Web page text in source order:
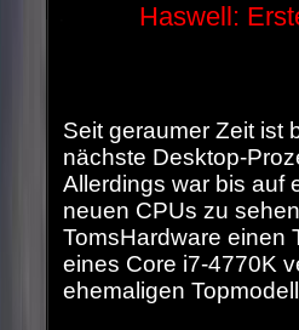
Haswell:
Seit geraumer Zeit ist
nächste Desktop-
Allerdings war bis auf
neuen CPUs zu
TomsHardware einen
eines Core i7-4770K
ehemaligen